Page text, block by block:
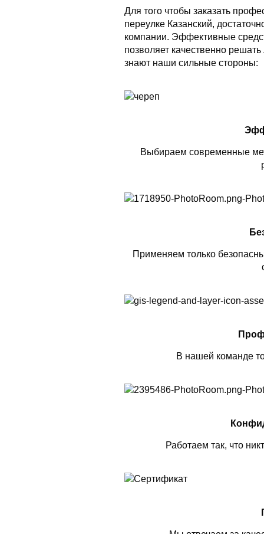
Для того чтобы заказать
переулке Казанский,
компании. Эффективные
позволяет качественно
знают наши сильные стороны:
Выбираем современные
Применяем только
В нашей команде
Работаем так, что